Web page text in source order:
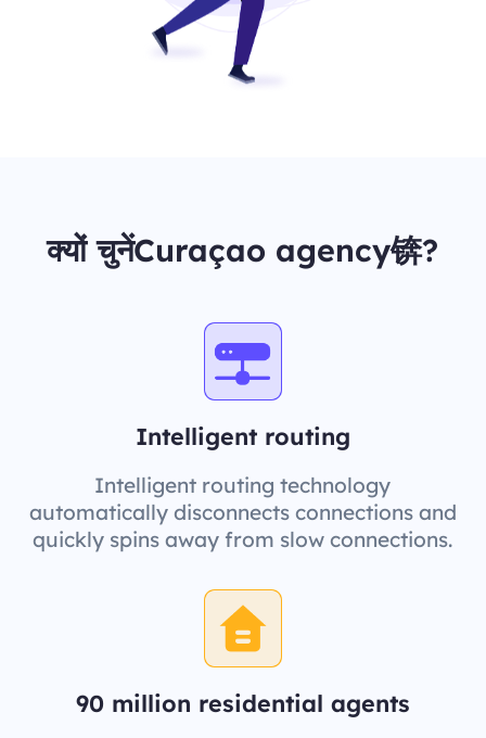
क्यों चुनेंCuraçao agency锛?
Intelligent routing
Intelligent routing technology
automatically disconnects connections and
quickly spins away from slow connections.
90 million residential agents